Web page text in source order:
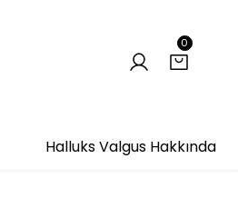
0
Halluks Valgus Hakkında